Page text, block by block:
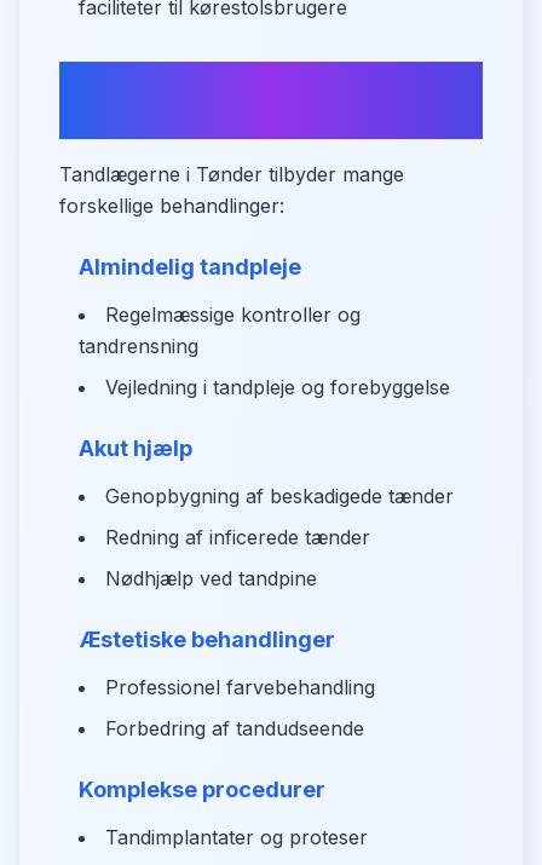
faciliteter til kørestolsbrugere
Tandlægerne i Tønder tilbyder mange
forskellige behandlinger:
Almindelig tandpleje
Regelmæssige kontroller og
tandrensning
Vejledning i tandpleje og forebyggelse
Akut hjælp
Genopbygning af beskadigede tænder
Redning af inficerede tænder
Nødhjælp ved tandpine
Æstetiske behandlinger
Professionel farvebehandling
Forbedring af tandudseende
Komplekse procedurer
Tandimplantater og proteser